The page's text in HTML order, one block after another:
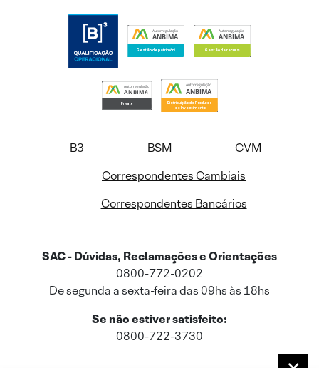
B3 BSM
CVM
Correspondentes Cambiais
Correspondentes Bancários
SAC - Dúvidas, Reclamações e Orientações
0800-772-0202
De segunda a sexta-feira das 09hs às 18hs
Se não estiver satisfeito:
0800-722-3730